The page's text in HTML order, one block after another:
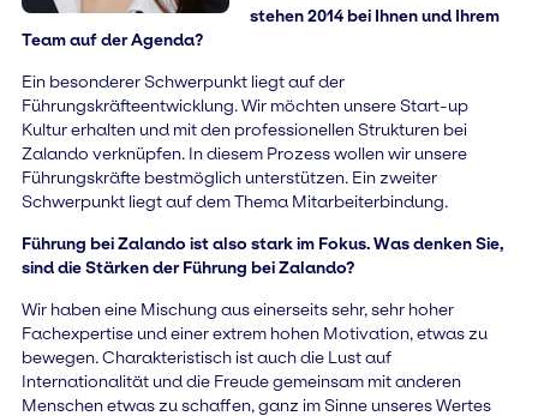
stehen 2014 bei Ihnen und Ihrem
Team auf der Agenda?
Ein besonderer Schwerpunkt liegt auf der
Führungskräfteentwicklung. Wir möchten unsere Start-up
Kultur erhalten und mit den professionellen Strukturen bei
Zalando verknüpfen. In diesem Prozess wollen wir unsere
Führungskräfte bestmöglich unterstützen. Ein zweiter
Schwerpunkt liegt auf dem Thema Mitarbeiterbindung.
Führung bei Zalando ist also stark im Fokus. Was denken Sie,
sind die Stärken der Führung bei Zalando?
Wir haben eine Mischung aus einerseits sehr, sehr hoher
Fachexpertise und einer extrem hohen Motivation, etwas zu
bewegen. Charakteristisch ist auch die Lust auf
Internationalität und die Freude gemeinsam mit anderen
Menschen etwas zu schaffen, ganz im Sinne unseres Wertes